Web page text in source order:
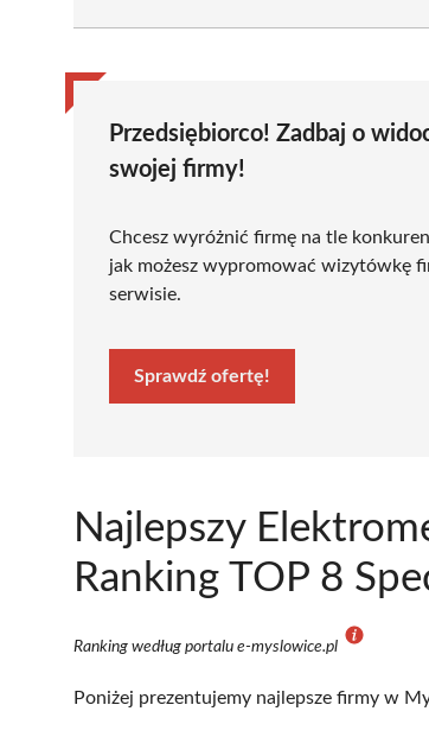
Przedsiębiorco! Zadbaj o
swojej firmy!
Chcesz wyróżnić firmę na tle
jak możesz wypromować wizytówkę
serwisie.
Sprawdź ofertę!
Najlepszy
Ranking TOP 8
Ranking według portalu e-myslowice.pl
Poniżej prezentujemy najlepsze firmy w